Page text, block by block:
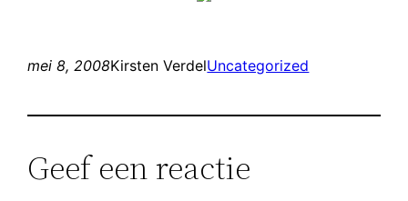
mei 8, 2008Kirsten VerdelUncategorized
Geef een reactie